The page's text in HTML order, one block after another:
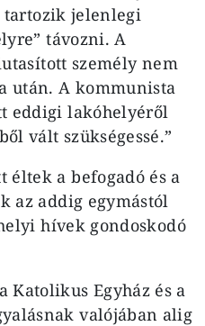
tartozik jelenlegi
távozni. A
személy nem
után. A kommunista
eddigi lakóhelyéről
vált szükségessé.”
éltek a befogadó és a
az addig egymástól
hívek gondoskodó
Egyház és a
valójában alig